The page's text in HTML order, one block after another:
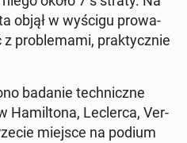
objął w wyścigu pro­wa­
z pro­ble­ma­mi, prak­tycz­nie
badanie tech­nicz­ne
Ha­mil­to­na, Lec­ler­ca, Ver­
miejsce na podium